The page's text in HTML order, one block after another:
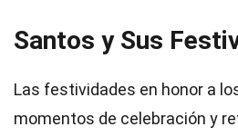
Santos y Sus
Las festividades en honor a
momentos de celebración y